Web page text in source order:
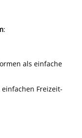
:
als einfache
Freizeit-